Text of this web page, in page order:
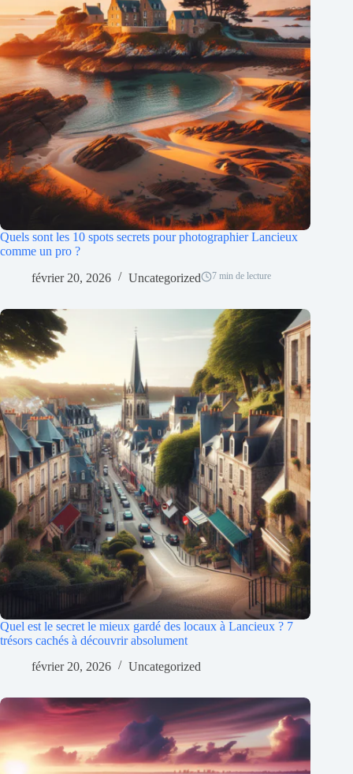
Quels sont les 10 spots secrets pour photographier Lancieux
comme un pro ?
février 20, 2026
Uncategorized 7 min de lecture
Quel est le secret le mieux gardé des locaux à Lancieux ? 7
trésors cachés à découvrir absolument
février 20, 2026
Uncategorized